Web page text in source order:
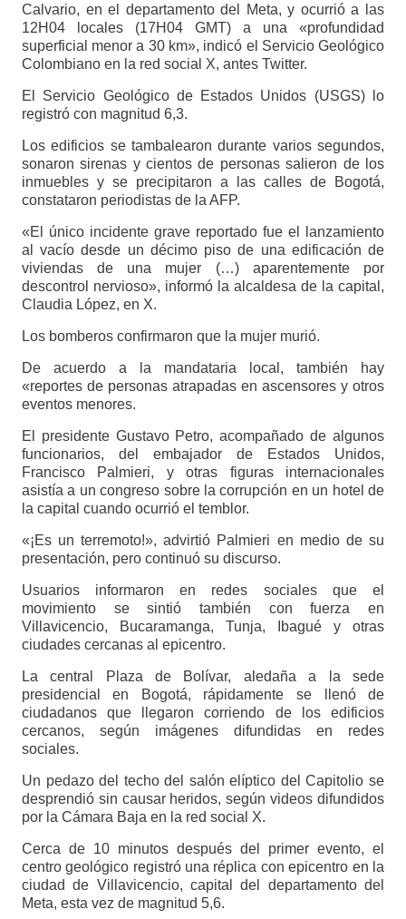
Calvario, en el departamento del Meta, y ocurrió a las
12H04 locales (17H04 GMT) a una «profundidad
superficial menor a 30 km», indicó el Servicio Geológico
Colombiano en la red social X, antes Twitter.
El Servicio Geológico de Estados Unidos (USGS) lo
registró con magnitud 6,3.
Los edificios se tambalearon durante varios segundos,
sonaron sirenas y cientos de personas salieron de los
inmuebles y se precipitaron a las calles de Bogotá,
constataron periodistas de la AFP.
«El único incidente grave reportado fue el lanzamiento
al vacío desde un décimo piso de una edificación de
viviendas de una mujer (…) aparentemente por
descontrol nervioso», informó la alcaldesa de la capital,
Claudia López, en X.
Los bomberos confirmaron que la mujer murió.
De acuerdo a la mandataria local, también hay
«reportes de personas atrapadas en ascensores y otros
eventos menores.
El presidente Gustavo Petro, acompañado de algunos
funcionarios, del embajador de Estados Unidos,
Francisco Palmieri, y otras figuras internacionales
asistía a un congreso sobre la corrupción en un hotel de
la capital cuando ocurrió el temblor.
«¡Es un terremoto!», advirtió Palmieri en medio de su
presentación, pero continuó su discurso.
Usuarios informaron en redes sociales que el
movimiento se sintió también con fuerza en
Villavicencio, Bucaramanga, Tunja, Ibagué y otras
ciudades cercanas al epicentro.
La central Plaza de Bolívar, aledaña a la sede
presidencial en Bogotá, rápidamente se llenó de
ciudadanos que llegaron corriendo de los edificios
cercanos, según imágenes difundidas en redes
sociales.
Un pedazo del techo del salón elíptico del Capitolio se
desprendió sin causar heridos, según videos difundidos
por la Cámara Baja en la red social X.
Cerca de 10 minutos después del primer evento, el
centro geológico registró una réplica con epicentro en la
ciudad de Villavicencio, capital del departamento del
Meta, esta vez de magnitud 5,6.